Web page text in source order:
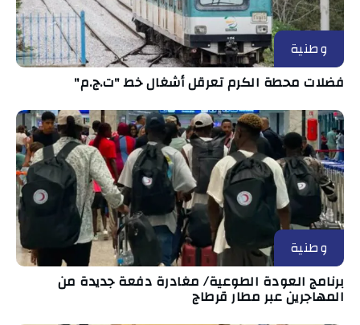
وطنية
فضلات محطة الكرم تعرقل أشغال خط "ت.ج.م"
وطنية
برنامج العودة الطوعية/ مغادرة دفعة جديدة من
المهاجرين عبر مطار قرطاج